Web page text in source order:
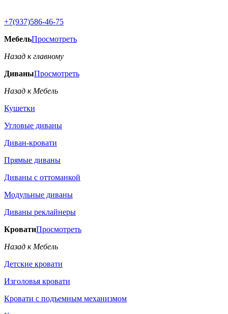
+7(937)586-46-75
МебельПросмотреть
Назад к главному
ДиваныПросмотреть
Назад к Мебель
Кушетки
Угловые диваны
Диван-кровати
Прямые диваны
Диваны с оттоманкой
Модульные диваны
Диваны реклайнеры
КроватиПросмотреть
Назад к Мебель
Детские кровати
Изголовья кровати
Кровати с подъемным механизмом